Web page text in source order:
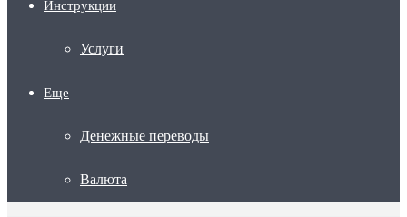
Инструкции
Услуги
Еще
Денежные переводы
Валюта